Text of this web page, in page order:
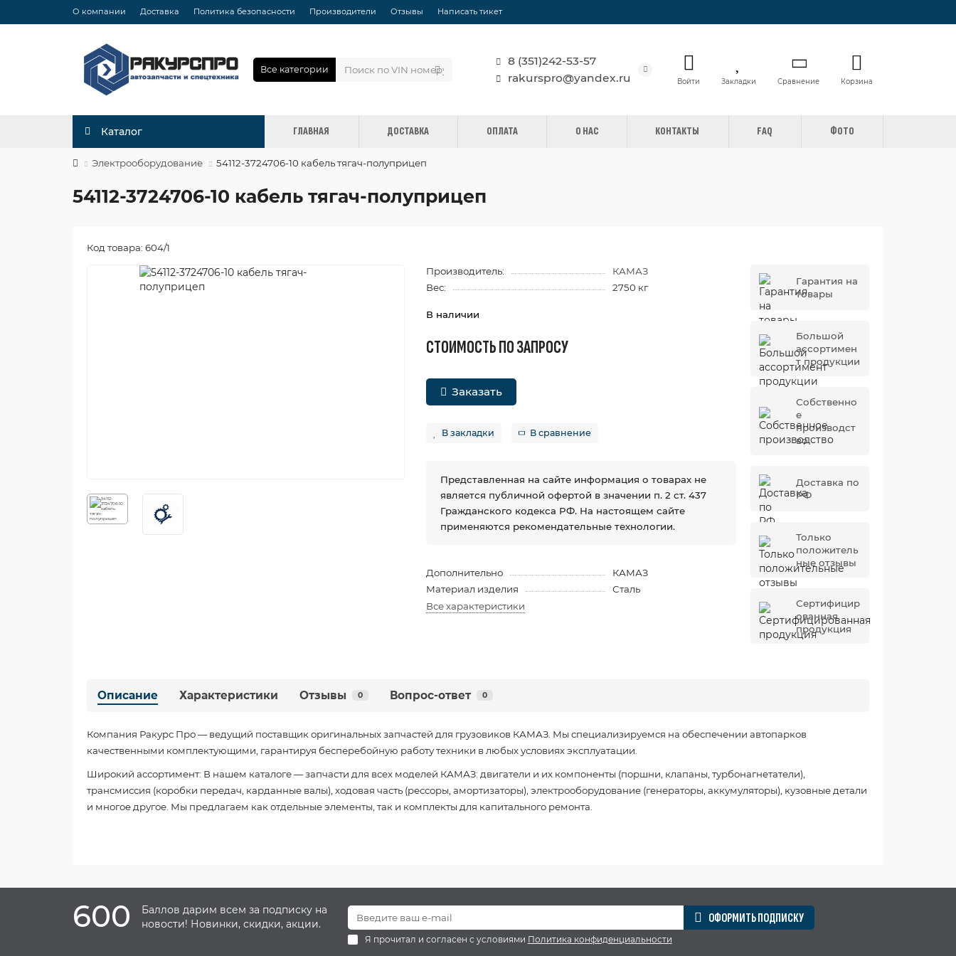
О компании Доставка Политика безопасности Производители Отзывы Написать тикет
Все категории
8 (351)242-53-57
rakurspro@yandex.ru
Войти Закладки Сравнение Корзина
Каталог ГЛАВНАЯ ДОСТАВКА ОПЛАТА О НАС КОНТАКТЫ FAQ ФОТО
Электрооборудование 54112-3724706-10 кабель тягач-полуприцеп
54112-3724706-10 кабель тягач-полуприцеп
Код товара: 604/1
Производитель:
КАМАЗ
Вес:
2750 кг
В наличии
СТОИМОСТЬ ПО ЗАПРОСУ
Заказать
В закладки В сравнение
Представленная на сайте информация о товарах не
является публичной офертой в значении п. 2 ст. 437
Гражданского кодекса РФ. На настоящем сайте
применяются рекомендательные технологии.
Дополнительно
КАМАЗ
Материал изделия
Сталь
Все характеристики
Гарантия на
товары
Большой
ассортимен
т продукции
Собственно
е
производст
во
Доставка по
РФ
Только
положитель
ные отзывы
Сертифицир
ованная
продукция
Описание Характеристики Отзывы 0 Вопрос-ответ 0
Компания Ракурс Про — ведущий поставщик оригинальных запчастей для грузовиков КАМАЗ. Мы специализируемся на обеспечении автопарков
качественными комплектующими, гарантируя бесперебойную работу техники в любых условиях эксплуатации.
Широкий ассортимент: В нашем каталоге — запчасти для всех моделей КАМАЗ: двигатели и их компоненты (поршни, клапаны, турбонагнетатели),
трансмиссия (коробки передач, карданные валы), ходовая часть (рессоры, амортизаторы), электрооборудование (генераторы, аккумуляторы), кузовные детали
и многое другое. Мы предлагаем как отдельные элементы, так и комплекты для капитального ремонта.
600
Баллов дарим всем за подписку на
новости! Новинки, скидки, акции.
ОФОРМИТЬ ПОДПИСКУ
Я прочитал и согласен с условиями Политика конфиденциальности